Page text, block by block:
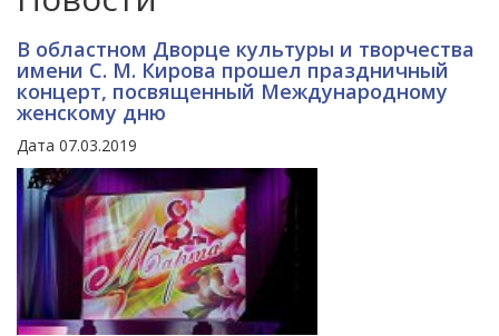
В областном Дворце культуры и творчества
имени С. М. Кирова прошел праздничный
концерт, посвященный Международному
женскому дню
Дата 07.03.2019